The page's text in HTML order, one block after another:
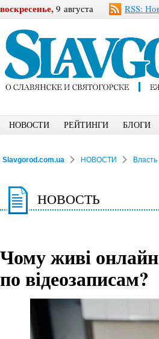
воскресенье, 9 августа RSS:
НОВОСТИ РЕЙТИНГИ БЛОГИ
Slavgorod.com.ua НОВОСТИ Власть
НОВОСТЬ
Чому живі
по відеозаписам?